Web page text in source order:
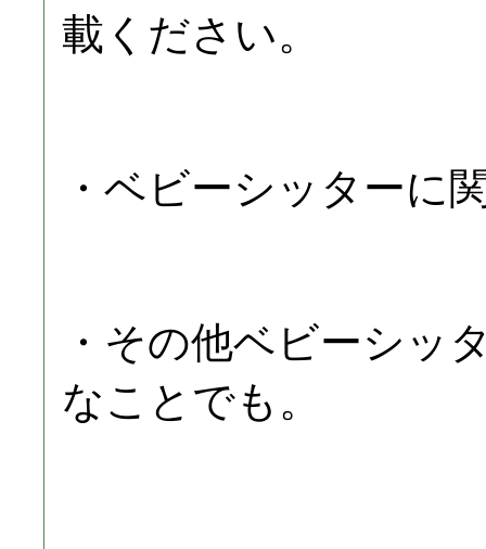
載ください。
・ベビーシッターに
・その他ベビーシッ
なことでも。